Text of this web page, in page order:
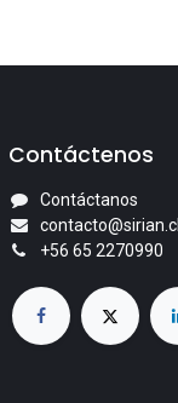
Contáctenos
Contáctanos
contacto@sirian.cl
+56 65 2270990